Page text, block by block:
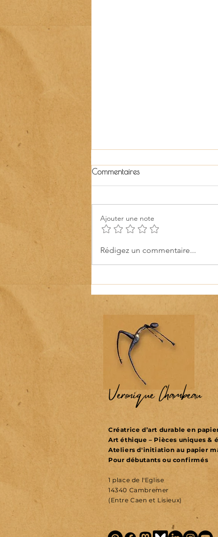
Les Samedis Durables rejoignent
Commentaires
Ajouter une note
Rédigez un commentaire...
Véronique Chambeau
Créatrice d’art durable en
Art éthique – Pièces uniques &
Ateliers d'initiation au papier
Pour débutants ou confirmés
1 place de l'Eglise
14340 Cambremer
(Entre Caen et Lisieux)